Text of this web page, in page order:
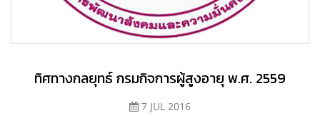
ทิศทางกลยุทธ์ กรมกิจการผู้สูงอายุ พ.ศ. 2559
7 JUL 2016